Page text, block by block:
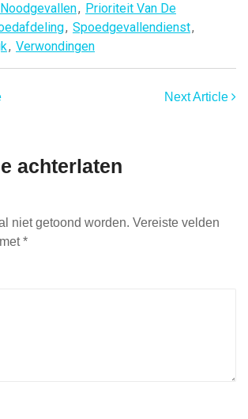
Noodgevallen, Prioriteit Van De
, Spoedgevallendienst,
, Verwondingen
Next Article
achterlaten
niet getoond worden. Vereiste velden
*